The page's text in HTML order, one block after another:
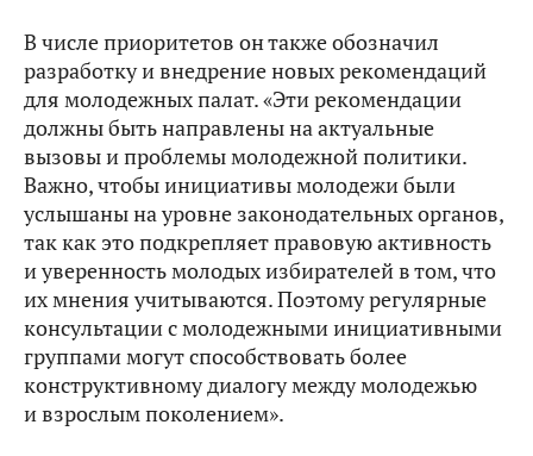
В числе приоритетов он также обозначил
разработку и внедрение новых рекомендаций
для молодежных палат. «Эти рекомендации
должны быть направлены на актуальные
вызовы и проблемы молодежной политики.
Важно, чтобы инициативы молодежи были
услышаны на уровне законодательных органов,
так как это подкрепляет правовую активность
и уверенность молодых избирателей в том, что
их мнения учитываются. Поэтому регулярные
консультации с молодежными инициативными
группами могут способствовать более
конструктивному диалогу между молодежью
и взрослым поколением».